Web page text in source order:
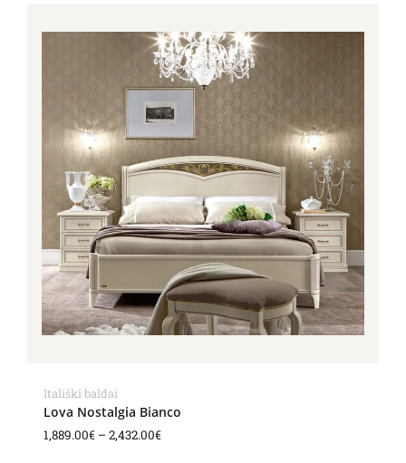
Itališki baldai
Lova Nostalgia Bianco
1,889.00€ –2,432.00€
1,889.00€
through
2,432.00€